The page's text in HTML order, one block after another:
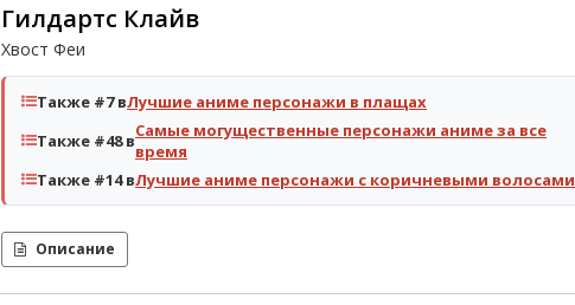
Гилдартс Клайв
Хвост Феи
Также #7 вЛучшие аниме персонажи в плащах
Также #48 вСамые могущественные персонажи аниме за все
время
Также #14 вЛучшие аниме персонажи с коричневыми волосами
Описание